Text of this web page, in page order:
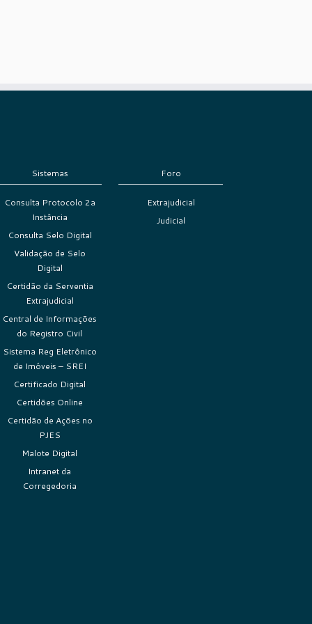
Sistemas
Consulta Protocolo 2a
Instância
Consulta Selo Digital
Validação de Selo
Digital
Certidão da Serventia
Extrajudicial
Central de Informações
do Registro Civil
Sistema Reg Eletrônico
de Imóveis – SREI
Certificado Digital
Certidões Online
Certidão de Ações no
PJES
Malote Digital
Intranet da
Corregedoria
Foro
Extrajudicial
Judicial